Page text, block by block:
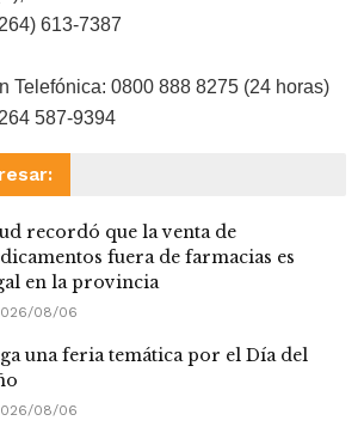
613-7387
Telefónica: 0800 888 8275 (24 horas)
587-9394
recordó que la venta de
fuera de farmacias es
en la provincia
08/06
una feria temática por el Día del
08/06